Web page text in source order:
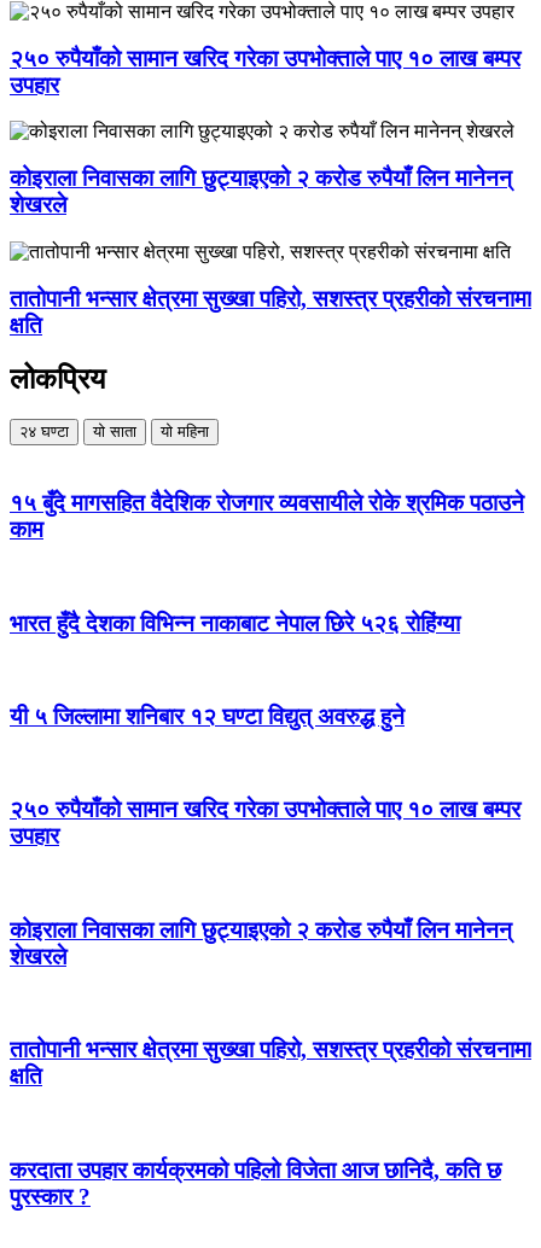
२५० रुपैयाँको सामान खरिद गरेका उपभोक्ताले पाए १० लाख बम्पर
उपहार
कोइराला निवासका लागि छुट्याइएको २ करोड रुपैयाँ लिन मानेनन्
शेखरले
तातोपानी भन्सार क्षेत्रमा सुख्खा पहिरो, सशस्त्र प्रहरीको संरचनामा
क्षति
लोकप्रिय
२४ घण्टा यो साता यो महिना
१५ बुँदे मागसहित वैदेशिक रोजगार व्यवसायीले रोके श्रमिक पठाउने
काम
भारत हुँदै देशका विभिन्न नाकाबाट नेपाल छिरे ५२६ रोहिंग्या
यी ५ जिल्लामा शनिबार १२ घण्टा विद्युत् अवरुद्ध हुने
२५० रुपैयाँको सामान खरिद गरेका उपभोक्ताले पाए १० लाख बम्पर
उपहार
कोइराला निवासका लागि छुट्याइएको २ करोड रुपैयाँ लिन मानेनन्
शेखरले
तातोपानी भन्सार क्षेत्रमा सुख्खा पहिरो, सशस्त्र प्रहरीको संरचनामा
क्षति
करदाता उपहार कार्यक्रमको पहिलो विजेता आज छानिदै, कति छ
पुरस्कार ?